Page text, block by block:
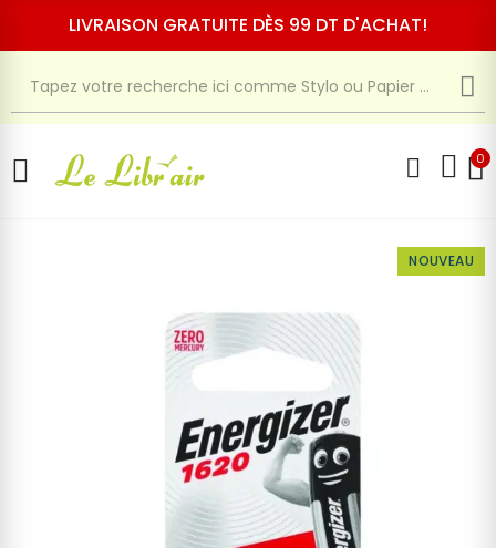
LIVRAISON GRATUITE DÈS 99 DT D'ACHAT!
0
NOUVEAU